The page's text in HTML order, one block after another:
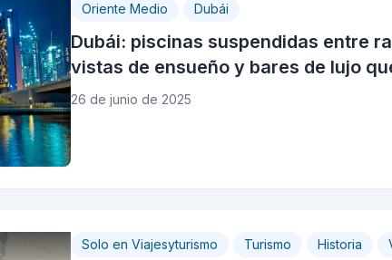
Oriente Medio Dubái
Dubái: piscinas suspendidas entre
vistas de ensueño y bares de lujo
26 de junio de 2025
Solo en Viajesyturismo Turismo Historia